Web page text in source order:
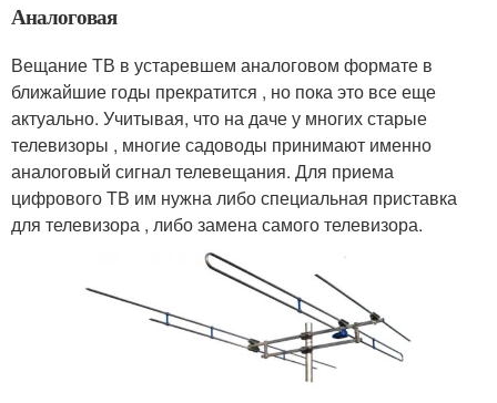
Аналоговая
Вещание ТВ в устаревшем аналоговом формате в
ближайшие годы прекратится , но пока это все еще
актуально. Учитывая, что на даче у многих старые
телевизоры , многие садоводы принимают именно
аналоговый сигнал телевещания. Для приема
цифрового ТВ им нужна либо специальная приставка
для телевизора , либо замена самого телевизора.